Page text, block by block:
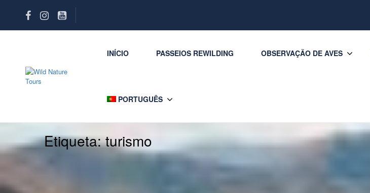
INÍCIO PASSEIOS REWILDING OBSERVAÇÃO DE AVES
PORTUGUÊS
Etiqueta:turismo